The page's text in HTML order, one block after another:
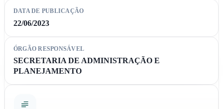
DATA DE PUBLICAÇÃO
22/06/2023
ÓRGÃO RESPONSÁVEL
SECRETARIA DE ADMINISTRAÇÃO E
PLANEJAMENTO